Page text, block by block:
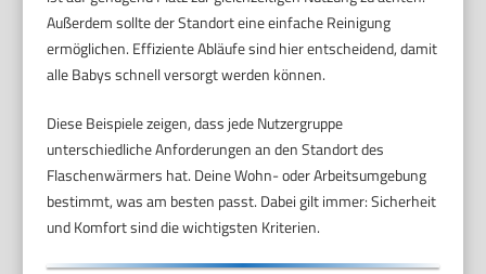
Außerdem sollte der Standort eine einfache Reinigung
ermöglichen. Effiziente Abläufe sind hier entscheidend, damit
alle Babys schnell versorgt werden können.
Diese Beispiele zeigen, dass jede Nutzergruppe
unterschiedliche Anforderungen an den Standort des
Flaschenwärmers hat. Deine Wohn- oder Arbeitsumgebung
bestimmt, was am besten passt. Dabei gilt immer: Sicherheit
und Komfort sind die wichtigsten Kriterien.